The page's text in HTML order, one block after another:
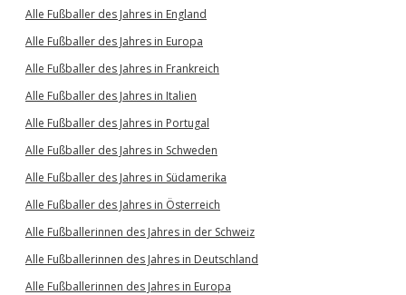
Alle Fußballer des Jahres in England
Alle Fußballer des Jahres in Europa
Alle Fußballer des Jahres in Frankreich
Alle Fußballer des Jahres in Italien
Alle Fußballer des Jahres in Portugal
Alle Fußballer des Jahres in Schweden
Alle Fußballer des Jahres in Südamerika
Alle Fußballer des Jahres in Österreich
Alle Fußballerinnen des Jahres in der Schweiz
Alle Fußballerinnen des Jahres in Deutschland
Alle Fußballerinnen des Jahres in Europa